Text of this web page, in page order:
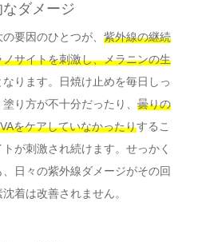
ダメージ
要因のひとつが、 紫外線の継続
サイトを刺激し、メラニンの生
なります。日焼け止めを毎日しっ
り方が不十分だったり、 曇りの
をケアしていなかったりするこ
が刺激され続けます。せっかく
日々の紫外線ダメージがその回
着は改善されません。